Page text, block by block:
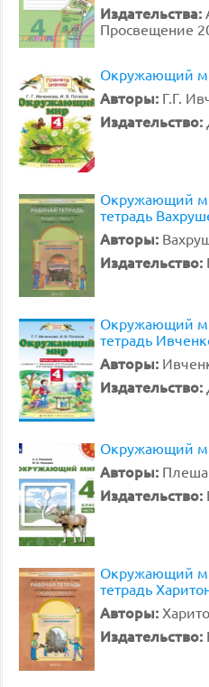
Издательства:
Просвещение
Окружающий
Авторы: Г.Г.
Издательство:
Окружающий
тетрадь
Авторы:
Издательство:
Окружающий
тетрадь
Авторы:
Издательство:
Окружающий
Авторы:
Издательство:
Окружающий
тетрадь
Авторы:
Издательство: